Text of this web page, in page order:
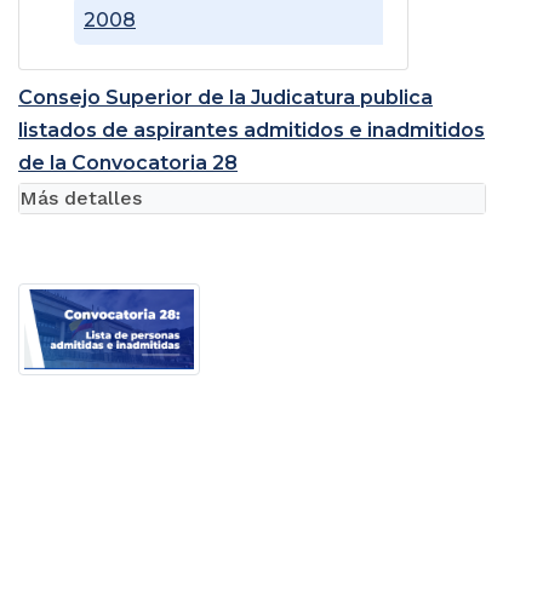
2008
Consejo Superior de la Judicatura publica
listados de aspirantes admitidos e inadmitidos
de la Convocatoria 28
Más detalles